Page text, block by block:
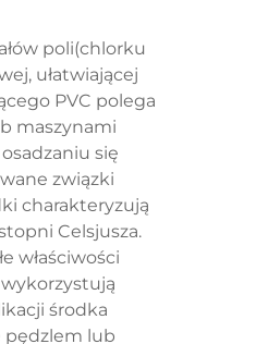
poli(chlorku
ułatwiającej
PVC polega
maszynami
się
związki
charakteryzują
Celsjusza.
właściwości
środka
pędzlem lub